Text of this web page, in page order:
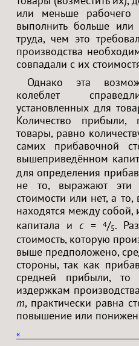
или меньше рабочего
выполнить больше
труда, чем это
производства
совпадали с их
Однако эта
колеблет
установленных для
Количество прибыли,
товары, равно
самих прибавочной
вышеприведённом
для определения
не то, выражают эти
стоимости или нет, а
находятся между собой,
капитала и c = 4/5.
стоимость, которую
выше предположено,
стороны, так как
средней прибыли, то
издержкам
m, практически равна
повышение или
«